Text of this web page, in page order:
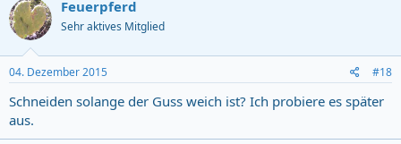
Feuerpferd
Sehr aktives Mitglied
04. Dezember 2015 #18
Schneiden solange der Guss weich ist? Ich probiere es später
aus.